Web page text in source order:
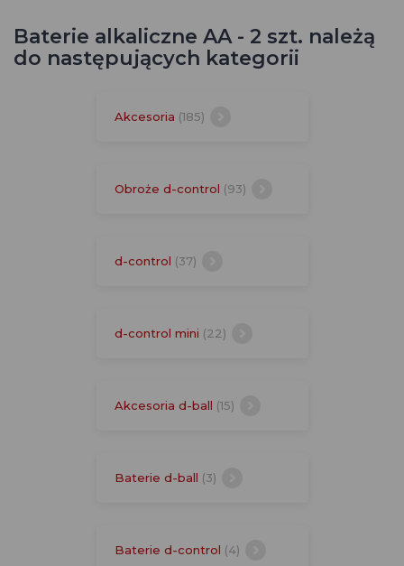
Baterie alkaliczne AA - 2 szt. należą
do następujących kategorii
Akcesoria (185)
Obroże d-control (93)
d-control (37)
d-control mini (22)
Akcesoria d-ball (15)
Baterie d-ball (3)
Baterie d-control (4)